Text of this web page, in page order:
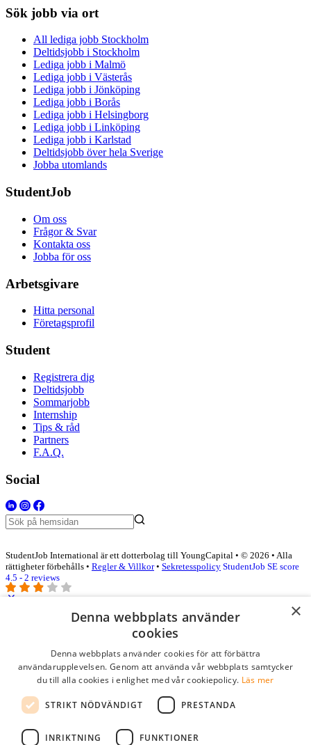
Sök jobb via ort
All lediga jobb Stockholm
Deltidsjobb i Stockholm
Lediga jobb i Malmö
Lediga jobb i Västerås
Lediga jobb i Jönköping
Lediga jobb i Borås
Lediga jobb i Helsingborg
Lediga jobb i Linköping
Lediga jobb i Karlstad
Deltidsjobb över hela Sverige
Jobba utomlands
StudentJob
Om oss
Frågor & Svar
Kontakta oss
Jobba för oss
Arbetsgivare
Hitta personal
Företagsprofil
Student
Registrera dig
Deltidsjobb
Sommarjobb
Internship
Tips & råd
Partners
F.A.Q.
Social
StudentJob International är ett dotterbolag till YoungCapital • © 2026 • Alla
rättigheter förbehålls • Regler & Villkor• Sekretesspolicy StudentJob SE score
4.5 - 2 reviews
Logga in som företag
Lösenord
kom ihåg mig
logga in
×
Denna webbplats använder
cookies
Denna webbplats använder cookies för att förbättra
användarupplevelsen. Genom att använda vår webbplats samtycker
du till alla cookies i enlighet med vår cookiepolicy. Läs mer
STRIKT NÖDVÄNDIGT PRESTANDA
INRIKTNING FUNKTIONER